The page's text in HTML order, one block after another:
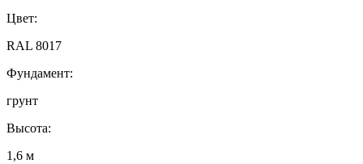
Цвет:
RAL 8017
Фундамент:
грунт
Высота:
1,6 м